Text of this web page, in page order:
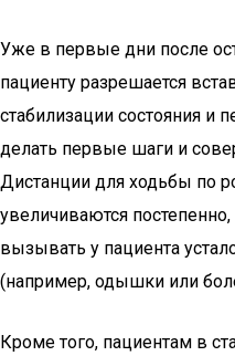
Уже в первые дни после
пациенту разрешается
стабилизации состояния и
делать первые шаги и
Дистанции для ходьбы по
увеличиваются
вызывать у пациента
(например, одышки или
Кроме того, пациентам в